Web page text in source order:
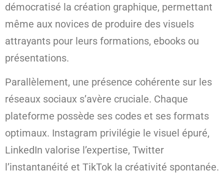
démocratisé la création graphique, permettant
même aux novices de produire des visuels
attrayants pour leurs formations, ebooks ou
présentations.
Parallèlement, une présence cohérente sur les
réseaux sociaux s’avère cruciale. Chaque
plateforme possède ses codes et ses formats
optimaux. Instagram privilégie le visuel épuré,
LinkedIn valorise l’expertise, Twitter
l’instantanéité et TikTok la créativité spontanée.